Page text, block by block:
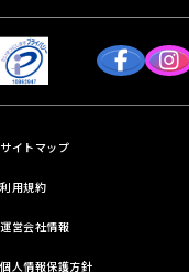
サイトマップ
利用規約
運営会社情報
個人情報保護方針